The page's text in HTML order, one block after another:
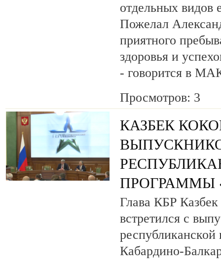
отдельных видов
Пожелал
приятного
здоровья и
- говорится в
Просмотров: 3
КАЗБЕК
ПРОГРАММЫ
Глава КБР Казбек
встретился с
Кабардино-